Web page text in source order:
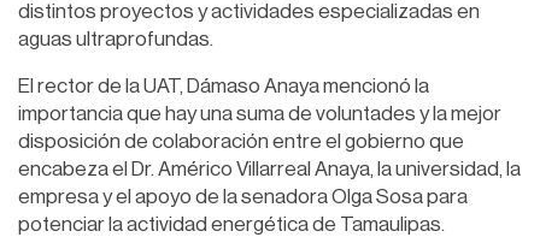
distintos proyectos y actividades especializadas en
aguas ultraprofundas.
El rector de la UAT, Dámaso Anaya mencionó la
importancia que hay una suma de voluntades y la mejor
disposición de colaboración entre el gobierno que
encabeza el Dr. Américo Villarreal Anaya, la universidad, la
empresa y el apoyo de la senadora Olga Sosa para
potenciar la actividad energética de Tamaulipas.